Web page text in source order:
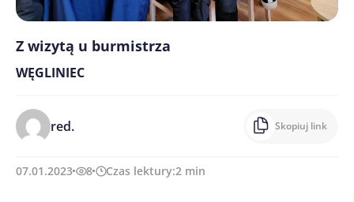
Z wizytą u burmistrza
WĘGLINIEC
red. Skopiuj link
07.01.2023 8 Czas lektury:2 min